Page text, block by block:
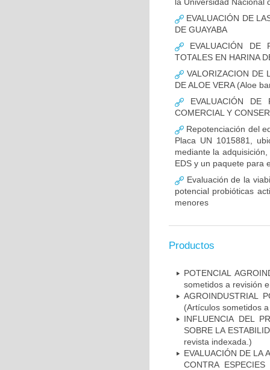
EVALUACIÓN DE
DE GUAYABA
EVALUACIÓN DE
TOTALES EN HARINA
VALORIZACION DE
DE ALOE VERA (Aloe
EVALUACIÓN DE
COMERCIAL Y
Repotenciación del
Placa UN 1015881,
mediante la
EDS y un paquete para
Evaluación de la
potencial probióticas
menores
Productos
POTENCIAL
sometidos a revisión
AGROINDUSTRIAL
(Artículos sometidos
INFLUENCIA DEL
SOBRE LA
revista indexada.)
EVALUACIÓN DE LA
CONTRA